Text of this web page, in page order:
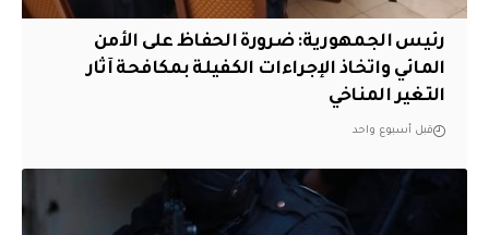
رئيس الجمهورية: ضرورة الحفاظ على الأمن
المائي واتخاذ الإجراءات الكفيلة بمكافحة آثار
التغير المناخي
قبل أسبوع واحد